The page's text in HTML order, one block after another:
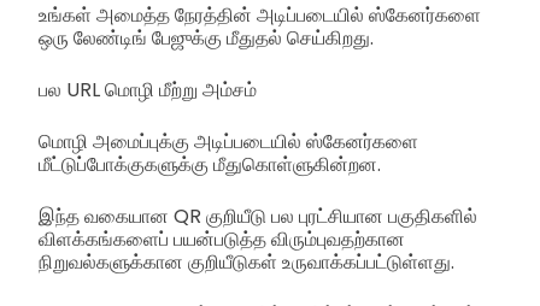
உங்கள் அமைத்த நேரத்தின் அடிப்படையில் ஸ்கேனர்களை
ஒரு லேண்டிங் பேஜுக்கு மீதுதல் செய்கிறது.
பல URL மொழி மீற்று அம்சம்
மொழி அமைப்புக்கு அடிப்படையில் ஸ்கேனர்களை
மீட்டுப்போக்குகளுக்கு மீதுகொள்ளுகின்றன.
இந்த வகையான QR குறியீடு பல புரட்சியான பகுதிகளில்
விளக்கங்களைப் பயன்படுத்த விரும்புவதற்கான
நிறுவல்களுக்கான குறியீடுகள் உருவாக்கப்பட்டுள்ளது.